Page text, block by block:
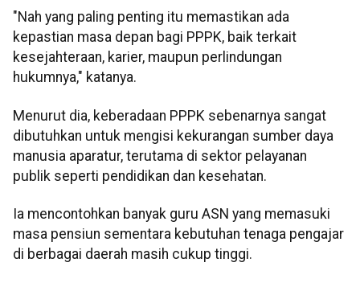
"Nah yang paling penting itu memastikan ada
kepastian masa depan bagi PPPK, baik terkait
kesejahteraan, karier, maupun perlindungan
hukumnya," katanya.
Menurut dia, keberadaan PPPK sebenarnya sangat
dibutuhkan untuk mengisi kekurangan sumber daya
manusia aparatur, terutama di sektor pelayanan
publik seperti pendidikan dan kesehatan.
Ia mencontohkan banyak guru ASN yang memasuki
masa pensiun sementara kebutuhan tenaga pengajar
di berbagai daerah masih cukup tinggi.